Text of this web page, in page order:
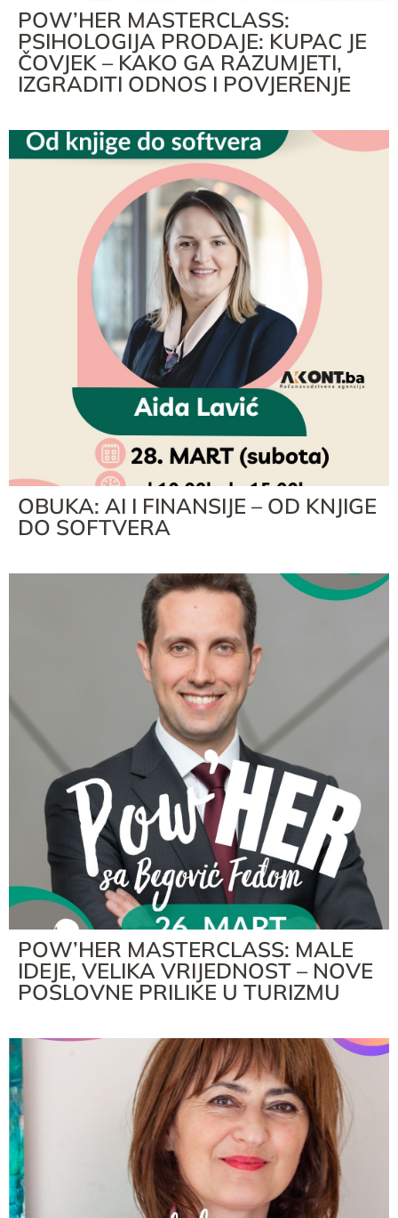
POW’HER MASTERCLASS:
PSIHOLOGIJA PRODAJE: KUPAC JE
ČOVJEK – KAKO GA RAZUMJETI,
IZGRADITI ODNOS I POVJERENJE
OBUKA: AI I FINANSIJE – OD KNJIGE
DO SOFTVERA
POW’HER MASTERCLASS: MALE
IDEJE, VELIKA VRIJEDNOST – NOVE
POSLOVNE PRILIKE U TURIZMU